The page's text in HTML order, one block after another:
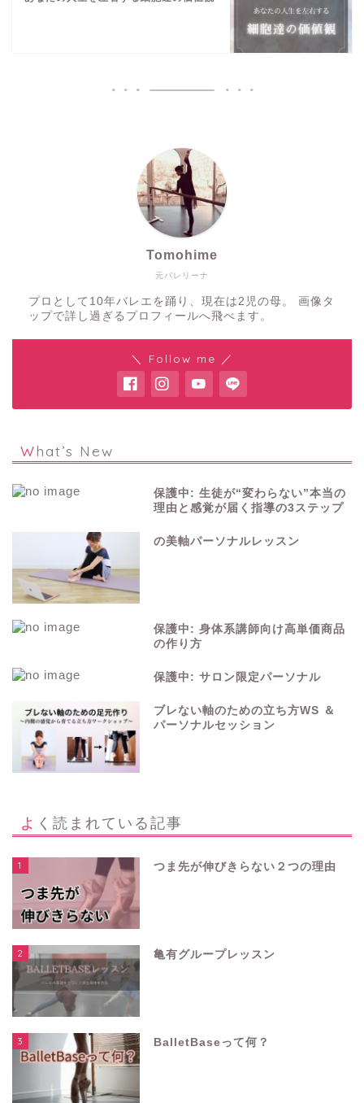
元バレリーナ
Tomohime
プロとして10年バレエを踊り、現在は2児の母。 画像タ
ップで詳し過ぎるプロフィールへ飛べます。
＼ Follow me ／
What’s New
保護中: 生徒が“変わらない”本当の
理由と感覚が届く指導の3ステップ
の美軸パーソナルレッスン
保護中: 身体系講師向け高単価商品
の作り方
保護中: サロン限定パーソナル
ブレない軸のための立ち方WS ＆
パーソナルセッション
よく読まれている記事
1 つま先が伸びきらない２つの理由
2 亀有グループレッスン
3 BalletBaseって何？